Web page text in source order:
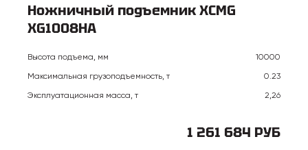
Ножничный подъемник XCMG
XG1008HA
Высота подъема, мм
10000
Максимальная грузоподъемность, т
0.23
Эксплуатационная масса, т
2,26
1 261 684 РУБ